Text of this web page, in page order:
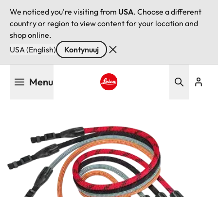
We noticed you're visiting from USA. Choose a different
country or region to view content for your location and
shop online.
USA (English)
Kontynuuj
Menu